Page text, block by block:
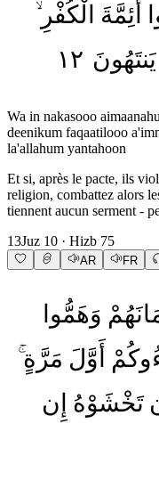
أَئِمَّةَ
الْكُفْرِ
يَنتَهُونَ ١٢
Wa in nakasooo
deenikum faqaatilooo
la'allahum yantahoon
Et si, après le pacte, ils
religion, combattez alors
tiennent aucun serment -
13Juz 10 · Hizb 75
AR FR
وَهَمُّوا
أَوَّلَ مَرَّةٍ
تَخْشَوْهُ إِن